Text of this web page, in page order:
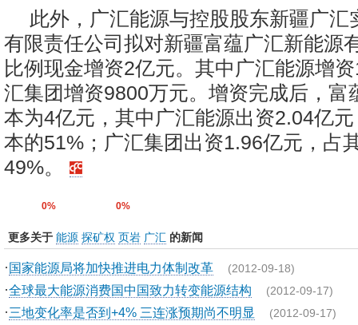
此外，广汇能源与控股股东新疆广汇
有限责任公司拟对新疆富蕴广汇新能源
比例现金增资2亿元。其中广汇能源增
汇集团增资9800万元。增资完成后，富
本为4亿元，其中广汇能源出资2.04亿
本的51%；广汇集团出资1.96亿元，占
49%。
0% 0%
更多关于 能源 探矿权 页岩 广汇 的新闻
·国家能源局将加快推进电力体制改革 (2012-09-18)
·全球最大能源消费国中国致力转变能源结构 (2012-09-17)
·三地变化率是否到+4% 三连涨预期尚不明显 (2012-09-17)